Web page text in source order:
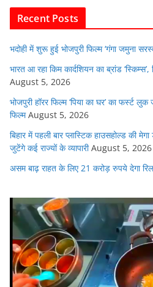
o
o
k
p
Recent Posts
भदोही में शुरू हुई भोजपुरी फिल्म ‘गंगा जमुना
भारत आ रहा किम कार्दशियन का ब्रांड
August 5, 2026
भोजपुरी हॉरर फिल्म ‘पिया का घर’ का फर्स्ट
फिल्म August 5, 2026
बिहार में पहली बार प्लास्टिक हाउसहोल्ड की
जुटेंगे कई राज्यों के व्यापारी August 5, 2026
असम बाढ़ राहत के लिए 21 करोड़ रुपये देगा